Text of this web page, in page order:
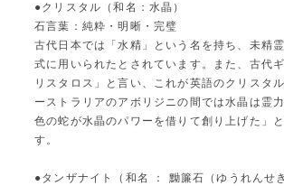
●クリスタル（和名：水晶）
石言葉：純粋・明晰・完璧
古代日本では「水精」という名を持ち、未精
式に用いられたとされています。また、古代
リスタロス」と言い、これが英語のクリスタ
ーストラリアのアボリジニの間では水晶は霊
色の蛇が水晶のパワーを借りて創り上げた」
す。
●タンザナイト（和名 ： 黝簾石（ゆうれんせ